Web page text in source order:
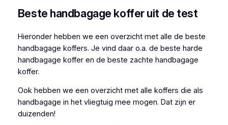
Beste handbagage koffer uit de test
Hieronder hebben we een overzicht met alle de beste
handbagage koffers. Je vind daar o.a. de beste harde
handbagage koffer en de beste zachte handbagage
koffer.
Ook hebben we een overzicht met alle koffers die als
handbagage in het vliegtuig mee mogen. Dat zijn er
duizenden!